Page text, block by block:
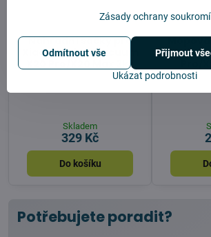
Náhradní sáčky pro
Xiaomi Robot Vacuum
X20 Pro/X20 Max 3ks
Skladem
329 Kč
Do košíku
Robot
Potřebujete poradit?
Zásady ochrany soukromí
Ukázat podrobnosti
Přijmout
Odmítnout vše